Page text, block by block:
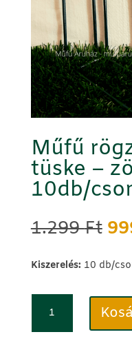
Műfű
tüske –
10db/
1.299Ft
Kiszerelés: 10 db/
rögzítő
/